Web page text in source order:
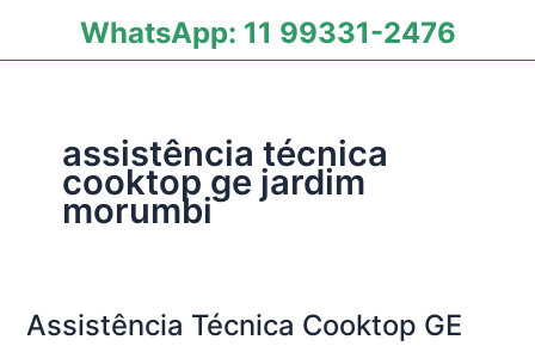
WhatsApp: 11 99331-2476
assistência técnica
cooktop ge jardim
morumbi
Assistência Técnica Cooktop GE